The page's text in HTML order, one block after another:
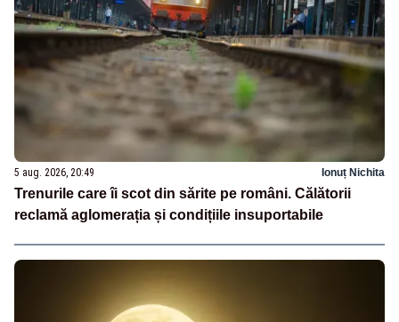
5 aug. 2026, 20:49 Ionuț Nichita
Trenurile care îi scot din sărite pe români. Călătorii
reclamă aglomerația și condițiile insuportabile